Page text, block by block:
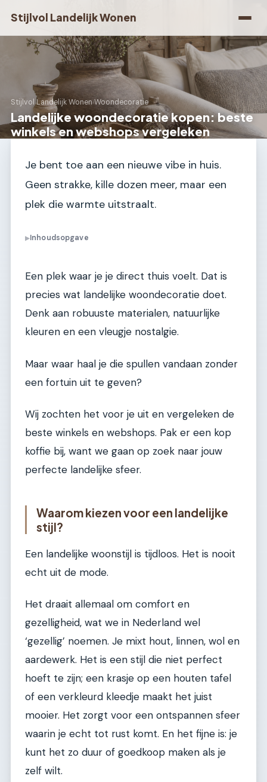
Stijlvol Landelijk Wonen
Stijlvol Landelijk Wonen›Woondecoratie
Landelijke woondecoratie kopen: beste
winkels en webshops vergeleken
Je bent toe aan een nieuwe vibe in huis.
Geen strakke, kille dozen meer, maar een
plek die warmte uitstraalt.
▶Inhoudsopgave
Een plek waar je je direct thuis voelt. Dat is
precies wat landelijke woondecoratie doet.
Denk aan robuuste materialen, natuurlijke
kleuren en een vleugje nostalgie.
Maar waar haal je die spullen vandaan zonder
een fortuin uit te geven?
Wij zochten het voor je uit en vergeleken de
beste winkels en webshops. Pak er een kop
koffie bij, want we gaan op zoek naar jouw
perfecte landelijke sfeer.
Waarom kiezen voor een landelijke
stijl?
Een landelijke woonstijl is tijdloos. Het is nooit
echt uit de mode.
Het draait allemaal om comfort en
gezelligheid, wat we in Nederland wel
‘gezellig’ noemen. Je mixt hout, linnen, wol en
aardewerk. Het is een stijl die niet perfect
hoeft te zijn; een krasje op een houten tafel
of een verkleurd kleedje maakt het juist
mooier. Het zorgt voor een ontspannen sfeer
waarin je echt tot rust komt. En het fijne is: je
kunt het zo duur of goedkoop maken als je
zelf wilt.